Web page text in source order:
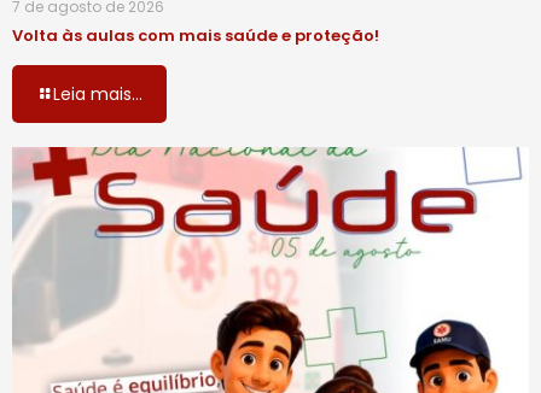
7 de agosto de 2026
Volta às aulas com mais saúde e proteção!
Leia mais...